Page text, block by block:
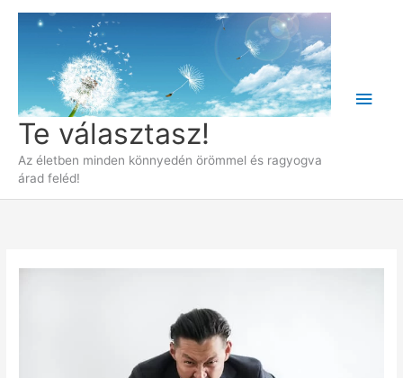
Skip
Te választasz!
Az életben minden könnyedén örömmel és ragyogva
árad feléd!
Main